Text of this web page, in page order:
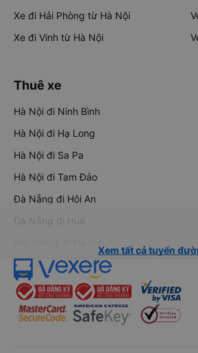
Xe đi Hải Phòng từ Hà Nội
Xe đi Vinh từ Hà Nội
Thuê xe
Hà Nội đi Ninh Bình
Hà Nội đi Hạ Long
Hà Nội đi Sa Pa
Hà Nội đi Tam Đảo
Đà Nẵng đi Hội An
Đà Nẵng đi Huế
Xem tất cả tuyến